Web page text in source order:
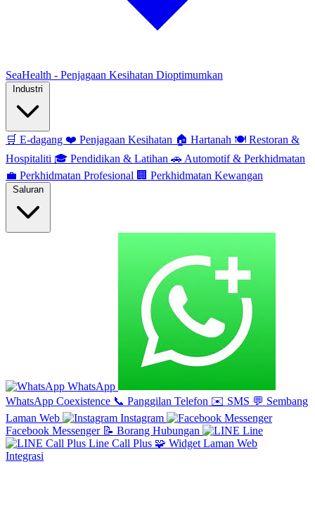
SeaHealth - Penjagaan Kesihatan Dioptimumkan
🛒 E-dagang ❤️ Penjagaan Kesihatan 🏠 Hartanah 🍽️ Restoran &
Hospitaliti 🎓 Pendidikan & Latihan 🚗 Automotif & Perkhidmatan
💼 Perkhidmatan Profesional 🏢 Perkhidmatan Kewangan
WhatsApp
WhatsApp Coexistence 📞 Panggilan Telefon ✉️ SMS 💬 Sembang
Laman Web
Instagram
Facebook Messenger 📝 Borang Hubungan
Line
Line Call Plus 🧩 Widget Laman Web
Integrasi